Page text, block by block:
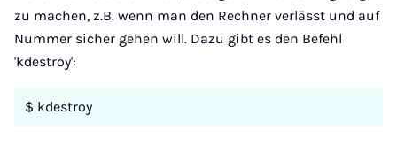
zu machen, z.B. wenn man den Rechner verlässt und auf
Nummer sicher gehen will. Dazu gibt es den Befehl
'kdestroy':
$ kdestroy